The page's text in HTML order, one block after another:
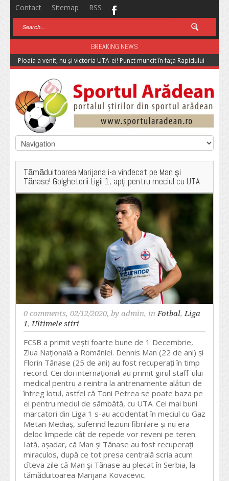
Contact Sitemap RSS
BREAKING NEWS
Ploaia a venit, nu și victoria UTA-ei! Punct muncit în fața Rapidului
Tămăduitoarea Marijana i-a vindecat pe Man şi
Tănase! Golgheterii Ligii 1, apţi pentru meciul cu UTA
0 comments, 02/12/2020, by admin, inFotbal,Liga
1, Ultimele stiri
FCSB a primit vești foarte bune de 1 Decembrie,
Ziua Națională a României. Dennis Man (22 de ani) și
Florin Tănase (25 de ani) au fost recuperați în timp
record. Cei doi internaționali au primit girul staff-ului
medical pentru a reintra la antrenamente alături de
întreg lotul, astfel că Toni Petrea se poate baza pe
ei pentru meciul de sâmbătă, cu UTA. Cei mai buni
marcatori din Liga 1 s-au accidentat în meciul cu Gaz
Metan Mediaș, suferind leziuni fibrilare și nu era
deloc limpede cât de repede vor reveni pe teren.
Iată, așadar, că Man și Tănase au fost recuperați
miraculos, după ce tot presa centrală scria acum
cîteva zile că Man şi Tănase au plecat în Serbia, la
tămăduitoarea Marijana Kovacevic.